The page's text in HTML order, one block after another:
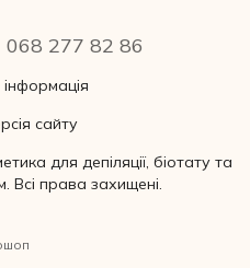
068 277 82 86
сайту
для депіляції, біотату та
Всі права захищені.